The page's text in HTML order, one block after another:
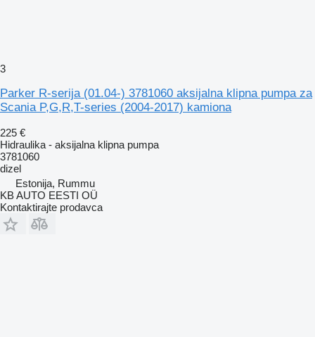
3
Parker R-serija (01.04-) 3781060 aksijalna klipna pumpa za
Scania P,G,R,T-series (2004-2017) kamiona
225 €
Hidraulika - aksijalna klipna pumpa
3781060
dizel
Estonija, Rummu
KB AUTO EESTI OÜ
Kontaktirajte prodavca